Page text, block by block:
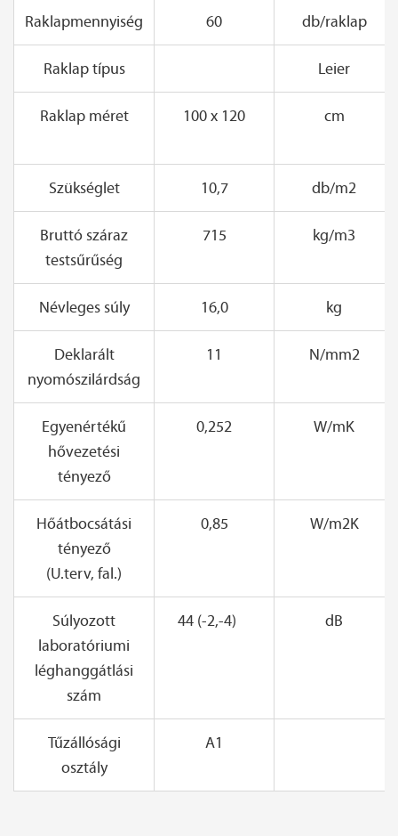
Raklapmennyiség 60 db/raklap
Raklap típus Leier
Raklap méret 100 x 120 cm
Szükséglet 10,7 db/m2
Bruttó száraz
testsűrűség
715 kg/m3
Névleges súly 16,0 kg
Deklarált
nyomószilárdság
11 N/mm2
Egyenértékű
hővezetési
tényező
0,252 W/mK
Hőátbocsátási
tényező
(U.terv, fal.)
0,85 W/m2K
Súlyozott
laboratóriumi
léghanggátlási
szám
44 (-2,-4) dB
Tűzállósági
osztály
A1